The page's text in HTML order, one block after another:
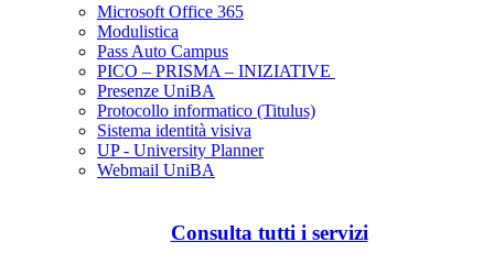
Microsoft Office 365
Modulistica
Pass Auto Campus
PICO – PRISMA – INIZIATIVE
Presenze UniBA
Protocollo informatico (Titulus)
Sistema identità visiva
UP - University Planner
Webmail UniBA
Consulta tutti i servizi